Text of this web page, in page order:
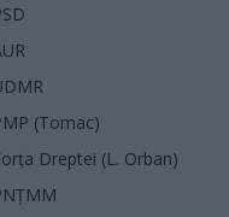
(Tomac)
Dreptei (L. Orban)